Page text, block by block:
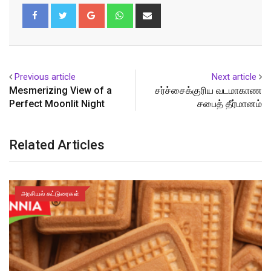
Google+ Whatsapp
Previous article
Mesmerizing View of a
Perfect Moonlit Night
Next article
சர்ச்சைக்குரிய வடமாகாண
சபைத் தீர்மானம்
Related Articles
அரசியல் கட்டுரைகள்